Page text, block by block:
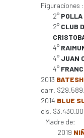
Figuraciones :
2° POLLA
2° CLUB
4°
4° JUAN
4°
2013
carr.
2014 BLUE
cls.
Madre de:
2019